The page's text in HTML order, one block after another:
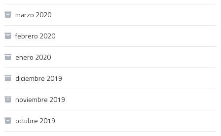
marzo 2020
febrero 2020
enero 2020
diciembre 2019
noviembre 2019
octubre 2019